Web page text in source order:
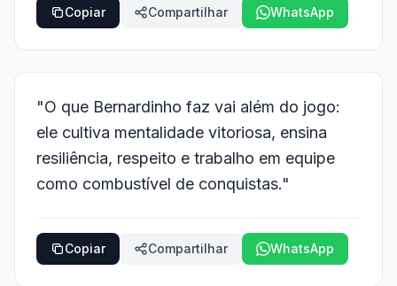
Copiar Compartilhar WhatsApp
"O que Bernardinho faz vai além do jogo:
ele cultiva mentalidade vitoriosa, ensina
resiliência, respeito e trabalho em equipe
como combustível de conquistas."
Copiar Compartilhar WhatsApp